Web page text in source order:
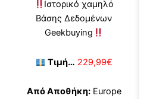
Ιστορικό χαμηλό
Βάσης Δεδομένων
Geekbuying
Τιμή… 229,99€
Από Αποθήκη:Europe